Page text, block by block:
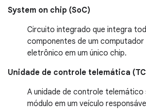
System on chip (SoC)
Circuito integrado que integra
componentes de um
eletrônico em um único chip.
Unidade de controle telemática
A unidade de controle telemático
módulo em um veículo